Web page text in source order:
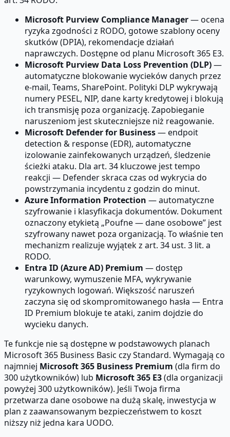
Microsoft Purview Compliance Manager— ocena
ryzyka zgodności z RODO, gotowe szablony oceny
skutków (DPIA), rekomendacje działań
naprawczych. Dostępne od planu Microsoft 365 E3.
Microsoft Purview Data Loss Prevention (DLP)—
automatyczne blokowanie wycieków danych przez
e-mail, Teams, SharePoint. Polityki DLP wykrywają
numery PESEL, NIP, dane karty kredytowej i blokują
ich transmisję poza organizację. Zapobieganie
naruszeniom jest skuteczniejsze niż reagowanie.
Microsoft Defender for Business— endpoit
detection & response (EDR), automatyczne
izolowanie zainfekowanych urządzeń, śledzenie
ścieżki ataku. Dla art. 34 kluczowe jest tempo
reakcji — Defender skraca czas od wykrycia do
powstrzymania incydentu z godzin do minut.
Azure Information Protection — automatyczne
szyfrowanie i klasyfikacja dokumentów. Dokument
oznaczony etykietą „Poufne — dane osobowe” jest
szyfrowany nawet poza organizacją. To właśnie ten
mechanizm realizuje wyjątek z art. 34 ust. 3 lit. a
RODO.
Entra ID (Azure AD) Premium — dostęp
warunkowy, wymuszenie MFA, wykrywanie
ryzykownych logowań. Większość naruszeń
zaczyna się od skompromitowanego hasła — Entra
ID Premium blokuje te ataki, zanim dojdzie do
wycieku danych.
Te funkcje nie są dostępne w podstawowych planach
Microsoft 365 Business Basic czy Standard. Wymagają co
najmniej Microsoft 365 Business Premium (dla firm do
300 użytkowników) lub Microsoft 365 E3(dla organizacji
powyżej 300 użytkowników). Jeśli Twoja firma
przetwarza dane osobowe na dużą skalę, inwestycja w
plan z zaawansowanym bezpieczeństwem to koszt
niższy niż jedna kara UODO.